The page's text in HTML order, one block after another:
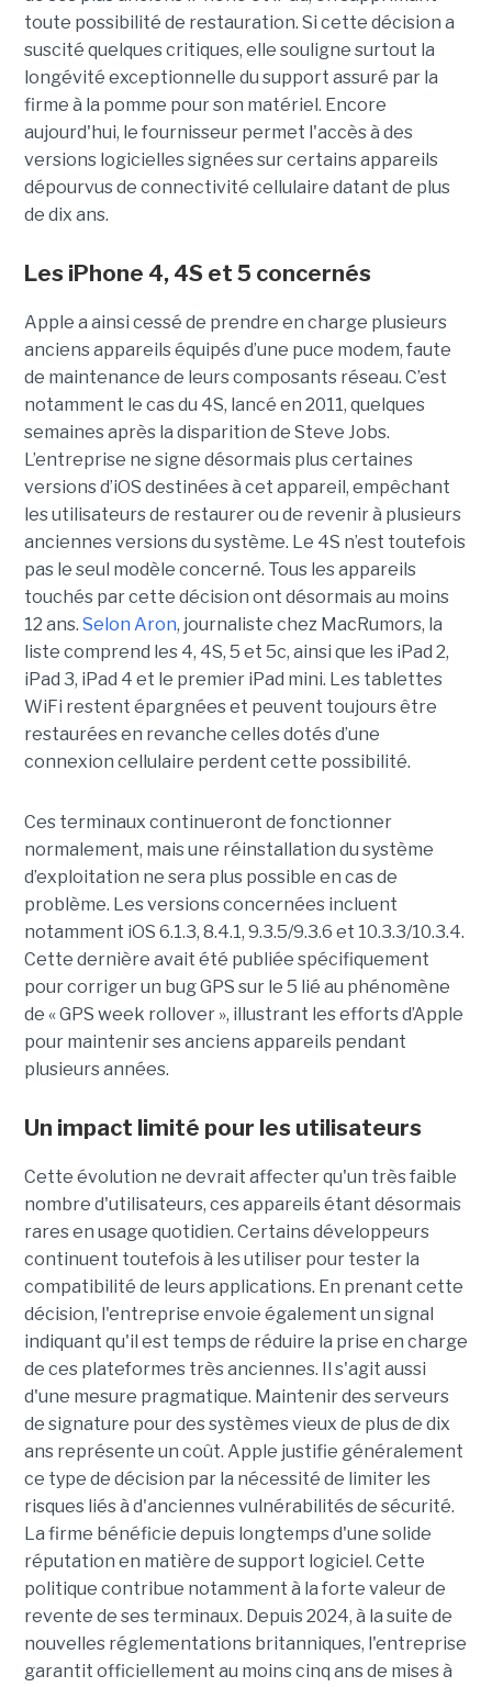
toute possibilité de restauration. Si cette décision a
suscité quelques critiques, elle souligne surtout la
longévité exceptionnelle du support assuré par la
firme à la pomme pour son matériel. Encore
aujourd'hui, le fournisseur permet l'accès à des
versions logicielles signées sur certains appareils
dépourvus de connectivité cellulaire datant de plus
de dix ans.
Les iPhone 4, 4S et 5 concernés
Apple a ainsi cessé de prendre en charge plusieurs
anciens appareils équipés d’une puce modem, faute
de maintenance de leurs composants réseau. C’est
notamment le cas du 4S, lancé en 2011, quelques
semaines après la disparition de Steve Jobs.
L’entreprise ne signe désormais plus certaines
versions d’iOS destinées à cet appareil, empêchant
les utilisateurs de restaurer ou de revenir à plusieurs
anciennes versions du système. Le 4S n’est toutefois
pas le seul modèle concerné. Tous les appareils
touchés par cette décision ont désormais au moins
12 ans. Selon Aron, journaliste chez MacRumors, la
liste comprend les 4, 4S, 5 et 5c, ainsi que les iPad 2,
iPad 3, iPad 4 et le premier iPad mini. Les tablettes
WiFi restent épargnées et peuvent toujours être
restaurées en revanche celles dotés d’une
connexion cellulaire perdent cette possibilité.
Ces terminaux continueront de fonctionner
normalement, mais une réinstallation du système
d’exploitation ne sera plus possible en cas de
problème. Les versions concernées incluent
notamment iOS 6.1.3, 8.4.1, 9.3.5/9.3.6 et 10.3.3/10.3.4.
Cette dernière avait été publiée spécifiquement
pour corriger un bug GPS sur le 5 lié au phénomène
de « GPS week rollover », illustrant les efforts d’Apple
pour maintenir ses anciens appareils pendant
plusieurs années.
Un impact limité pour les utilisateurs
Cette évolution ne devrait affecter qu'un très faible
nombre d'utilisateurs, ces appareils étant désormais
rares en usage quotidien. Certains développeurs
continuent toutefois à les utiliser pour tester la
compatibilité de leurs applications. En prenant cette
décision, l'entreprise envoie également un signal
indiquant qu'il est temps de réduire la prise en charge
de ces plateformes très anciennes. Il s'agit aussi
d'une mesure pragmatique. Maintenir des serveurs
de signature pour des systèmes vieux de plus de dix
ans représente un coût. Apple justifie généralement
ce type de décision par la nécessité de limiter les
risques liés à d'anciennes vulnérabilités de sécurité.
La firme bénéficie depuis longtemps d'une solide
réputation en matière de support logiciel. Cette
politique contribue notamment à la forte valeur de
revente de ses terminaux. Depuis 2024, à la suite de
nouvelles réglementations britanniques, l'entreprise
garantit officiellement au moins cinq ans de mises à